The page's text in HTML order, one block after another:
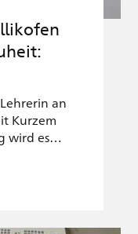
an
Kurzem
wird es…